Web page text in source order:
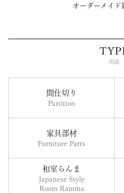
オーダーメイド
用途
間仕切り
Partition
家具部材
Furniture Parts
和室らんま
Japanese Style
Room Ramma